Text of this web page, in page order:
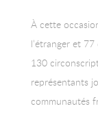
À cette
l’étranger et
130
représentants
communautés